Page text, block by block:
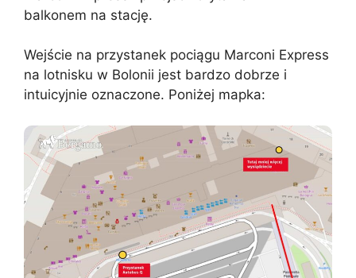
balkonem na stację.
Wejście na przystanek pociągu Marconi Express
na lotnisku w Bolonii jest bardzo dobrze i
intuicyjnie oznaczone. Poniżej mapka: